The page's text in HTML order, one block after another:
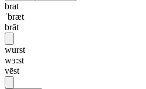
brat
ˈbræt
brāt
wurst
wɜ:st
vēst